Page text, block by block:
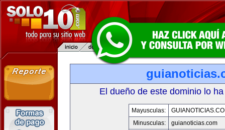
El dueño de este dominio lo
Mayusculas:
Minusculas:
guianoticias.com